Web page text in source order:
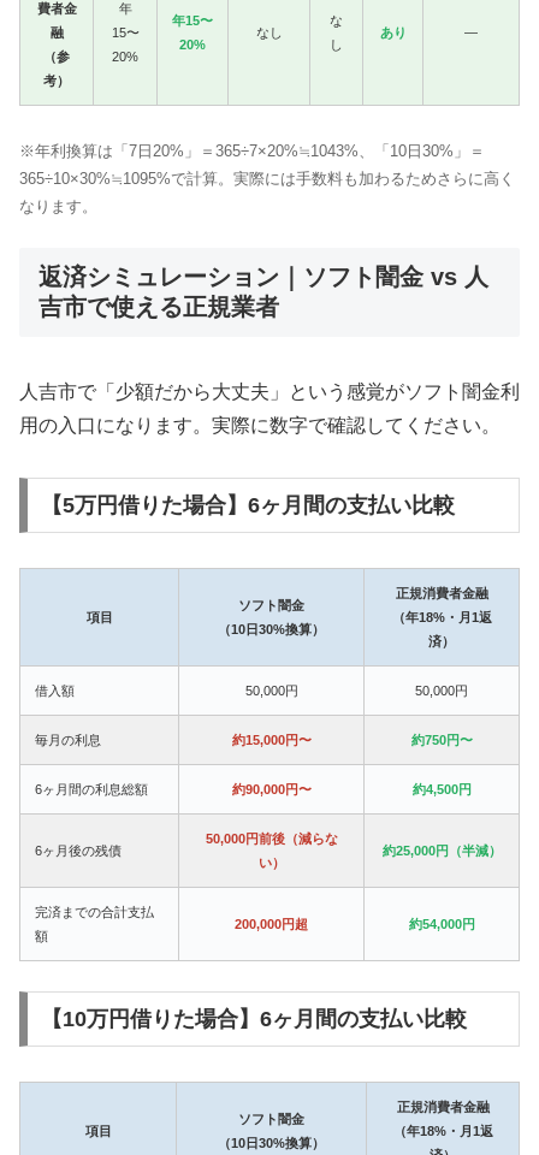
費者金
融
（参
考）
年
15〜
20%
年15〜
20%
なし
な
し
あり —
※年利換算は「7日20%」＝365÷7×20%≒1043%、「10日30%」＝
365÷10×30%≒1095%で計算。実際には手数料も加わるためさらに高く
なります。
返済シミュレーション｜ソフト闇金 vs 人
吉市で使える正規業者
人吉市で「少額だから大丈夫」という感覚がソフト闇金利
用の入口になります。実際に数字で確認してください。
【5万円借りた場合】6ヶ月間の支払い比較
項目
ソフト闇金
（10日30%換算）
正規消費者金融
（年18%・月1返
済）
借入額 50,000円 50,000円
毎月の利息 約15,000円〜 約750円〜
6ヶ月間の利息総額 約90,000円〜 約4,500円
6ヶ月後の残債
50,000円前後（減らな
い）
約25,000円（半減）
完済までの合計支払
額
200,000円超 約54,000円
【10万円借りた場合】6ヶ月間の支払い比較
項目
ソフト闇金
（10日30%換算）
正規消費者金融
（年18%・月1返